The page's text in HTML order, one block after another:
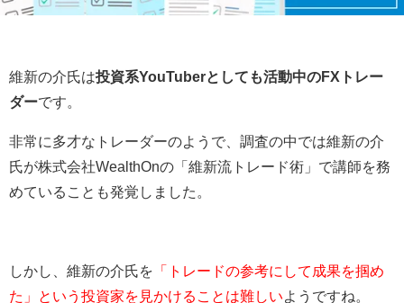
維新の介氏は投資系YouTuberとしても活動中のFXトレー
ダーです。
非常に多才なトレーダーのようで、調査の中では維新の介
氏が株式会社WealthOnの「維新流トレード術」で講師を務
めていることも発覚しました。
しかし、維新の介氏を 「トレードの参考にして成果を掴め
た」という投資家を見かけることは難しい ようですね。